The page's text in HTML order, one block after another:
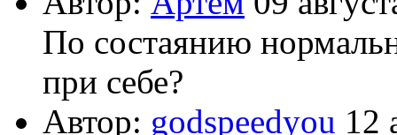
По состаянию
при себе?
Автор: godspeedyou 12